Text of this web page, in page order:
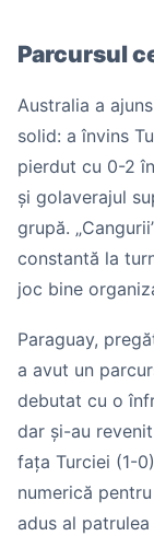
Parcursul
Australia a
solid: a învins
pierdut cu 0-2
și golaverajul
grupă.
constantă la
joc bine
Paraguay,
a avut un
debutat cu o
dar și-au
fața Turciei (1-
numerică
adus al